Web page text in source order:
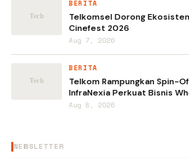
BERITA
Telkomsel Dorong
Cinefest 2026
Aug 7, 2026
BERITA
Telkom Rampungkan Spin-
InfraNexia Perkuat Bisnis
Aug 8, 2026
NEWSLETTER